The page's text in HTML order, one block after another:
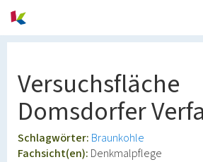
Versuchsfläche
Domsdorfer
Schlagwörter: Braunkohle
Fachsicht(en): Denkmalpflege